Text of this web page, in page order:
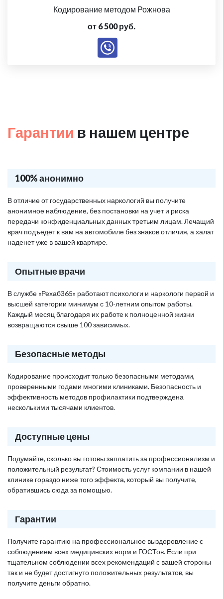
Кодирование методом Рожнова
от 6 500 руб.
Гарантии в нашем центре
100% анонимно
В отличие от государственных наркологий вы получите
анонимное наблюдение, без постановки на учет и риска
передачи конфиденциальных данных третьим лицам. Лечащий
врач подъедет к вам на автомобиле без знаков отличия, а халат
наденет уже в вашей квартире.
Опытные врачи
В службе «Рехаб365» работают психологи и наркологи первой и
высшей категории минимум с 10-летним опытом работы.
Каждый месяц благодаря их работе к полноценной жизни
возвращаются свыше 100 зависимых.
Безопасные методы
Кодирование происходит только безопасными методами,
проверенными годами многими клиниками. Безопасность и
эффективность методов профилактики подтверждена
несколькими тысячами клиентов.
Доступные цены
Подумайте, сколько вы готовы заплатить за профессионализм и
положительный результат? Стоимость услуг компании в нашей
клинике гораздо ниже того эффекта, который вы получите,
обратившись сюда за помощью.
Гарантии
Получите гарантию на профессиональное выздоровление с
соблюдением всех медицинских норм и ГОСТов. Если при
тщательном соблюдении всех рекомендаций с вашей стороны
так и не будет достигнуто положительных результатов, вы
получите деньги обратно.